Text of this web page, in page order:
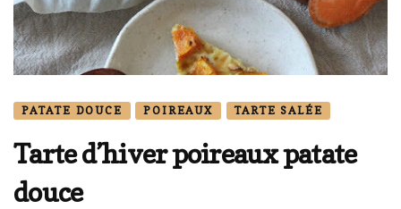
PATATE DOUCE POIREAUX TARTE SALÉE
Tarte d’hiver poireaux patate
douce